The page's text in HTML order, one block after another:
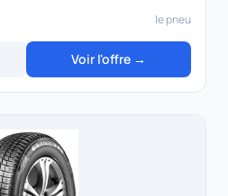
le pneu
Voir l'offre →